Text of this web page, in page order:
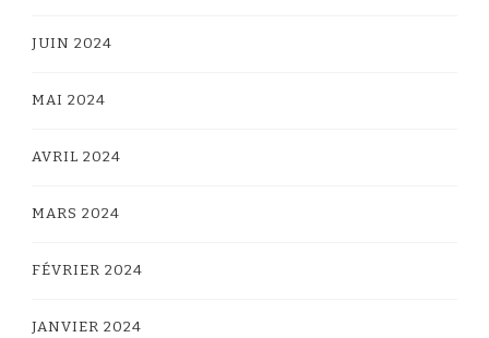
JUIN 2024
MAI 2024
AVRIL 2024
MARS 2024
FÉVRIER 2024
JANVIER 2024